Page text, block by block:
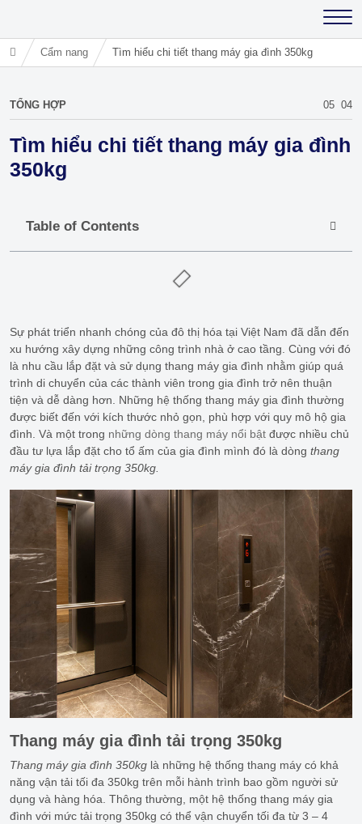
Cẩm nang Tìm hiểu chi tiết thang máy gia đình 350kg
TỔNG HỢP 05 04
Tìm hiểu chi tiết thang máy gia đình
350kg
Table of Contents
Sự phát triển nhanh chóng của đô thị hóa tại Việt Nam đã dẫn đến
xu hướng xây dựng những công trình nhà ở cao tầng. Cùng với đó
là nhu cầu lắp đặt và sử dụng thang máy gia đình nhằm giúp quá
trình di chuyển của các thành viên trong gia đình trở nên thuận
tiện và dễ dàng hơn. Những hệ thống thang máy gia đình thường
được biết đến với kích thước nhỏ gọn, phù hợp với quy mô hộ gia
đình. Và một trong những dòng thang máy nổi bật được nhiều chủ
đầu tư lựa lắp đặt cho tổ ấm của gia đình mình đó là dòng thang
máy gia đình tải trọng 350kg.
Thang máy gia đình tải trọng 350kg
Thang máy gia đình 350kg là những hệ thống thang máy có khả
năng vận tải tối đa 350kg trên mỗi hành trình bao gồm người sử
dụng và hàng hóa. Thông thường, một hệ thống thang máy gia
đình với mức tải trọng 350kg có thể vận chuyển tối đa từ 3 – 4